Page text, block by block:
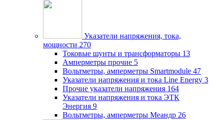
Указатели напряжения, тока,
мощности 270
Токовые шунты и трансформаторы 13
Амперметры прочие 5
Вольтметры, амперметры Smartmodule 47
Указатели напряжения и тока Line Energy 3
Прочие указатели напряжения 164
Указатели напряжения и тока ЭТК
Энергия 9
Вольтметры, амперметры Меандр 26